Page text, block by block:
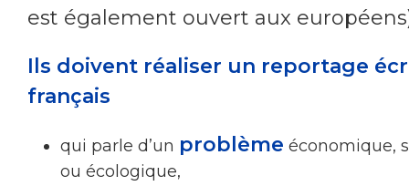
est également ouvert aux
Ils doivent réaliser un reportage
français
qui parle d’un problème économique,
ou écologique,